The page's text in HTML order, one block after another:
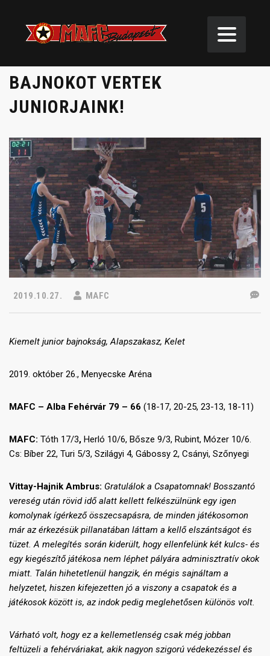
BAJNOKOT VERTEK
JUNIORJAINK!
2019.10.27. MAFC
Kiemelt junior bajnokság, Alapszakasz, Kelet
2019. október 26., Menyecske Aréna
MAFC – Alba Fehérvár 79 – 66 (18-17, 20-25, 23-13, 18-11)
MAFC: Tóth 17/3, Herló 10/6, Bősze 9/3, Rubint, Mózer 10/6.
Cs: Bíber 22, Turi 5/3, Szilágyi 4, Gábossy 2, Csányi, Szőnyegi
Vittay-Hajnik Ambrus: Gratulálok a Csapatomnak! Bosszantó
vereség után rövid idő alatt kellett felkészülnünk egy igen
komolynak ígérkező összecsapásra, de minden játékosomon
már az érkezésük pillanatában láttam a kellő elszántságot és
tüzet. A melegítés során kiderült, hogy ellenfelünk két kulcs- és
egy kiegészítő játékosa nem léphet pályára adminisztratív okok
miatt. Talán hihetetlenül hangzik, én mégis sajnáltam a
helyzetet, hiszen kifejezetten jó a viszony a csapatok és a
játékosok között is, az indok pedig meglehetősen különös volt.
Várható volt, hogy ez a kellemetlenség csak még jobban
feltüzeli a fehérváriakat, akik nagyon szigorú védekezéssel és